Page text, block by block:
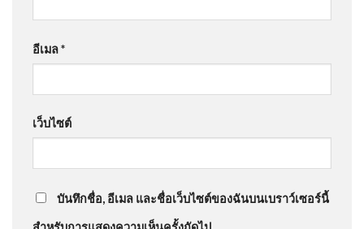
อีเมล*
เว็บไซต์
บันทึกชื่อ, อีเมล และชื่อเว็บไซต์ของฉันบนเบราว์เซอร์นี้